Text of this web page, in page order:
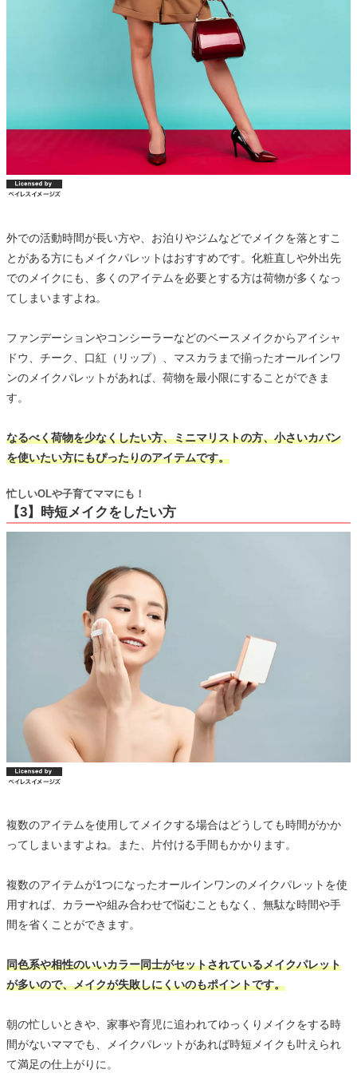
外での活動時間が長い方や、お泊りやジムなどでメイクを落とすこ
とがある方にもメイクパレットはおすすめです。化粧直しや外出先
でのメイクにも、多くのアイテムを必要とする方は荷物が多くなっ
てしまいますよね。
ファンデーションやコンシーラーなどのベースメイクからアイシャ
ドウ、チーク、口紅（リップ）、マスカラまで揃ったオールインワ
ンのメイクパレットがあれば、荷物を最小限にすることができま
す。
なるべく荷物を少なくしたい方、ミニマリストの方、小さいカバン
を使いたい方にもぴったりのアイテムです。
【3】時短メイクをしたい方
忙しいOLや子育てママにも！
複数のアイテムを使用してメイクする場合はどうしても時間がかか
ってしまいますよね。また、片付ける手間もかかります。
複数のアイテムが1つになったオールインワンのメイクパレットを使
用すれば、カラーや組み合わせで悩むこともなく、無駄な時間や手
間を省くことができます。
同色系や相性のいいカラー同士がセットされているメイクパレット
が多いので、メイクが失敗しにくいのもポイントです。
朝の忙しいときや、家事や育児に追われてゆっくりメイクをする時
間がないママでも、メイクパレットがあれば時短メイクも叶えられ
て満足の仕上がりに。